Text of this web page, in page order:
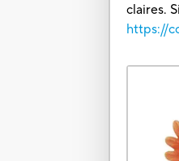
claires.
https://